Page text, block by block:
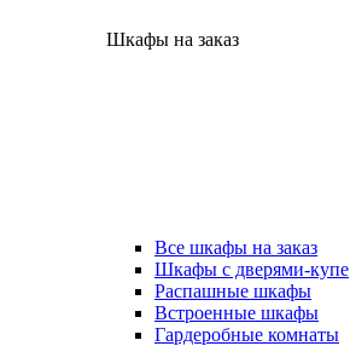
Шкафы на заказ
Все шкафы на заказ
Шкафы с дверями-купе
Распашные шкафы
Встроенные шкафы
Гардеробные комнаты